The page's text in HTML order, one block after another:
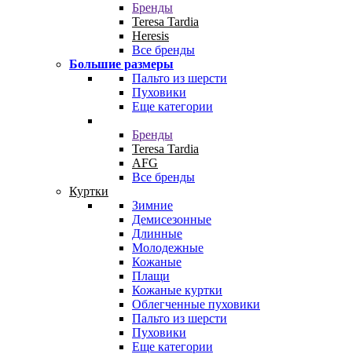
Бренды
Teresa Tardia
Heresis
Все бренды
Большие размеры
Пальто из шерсти
Пуховики
Еще категории
Бренды
Teresa Tardia
AFG
Все бренды
Куртки
Зимние
Демисезонные
Длинные
Молодежные
Кожаные
Плащи
Кожаные куртки
Облегченные пуховики
Пальто из шерсти
Пуховики
Еще категории